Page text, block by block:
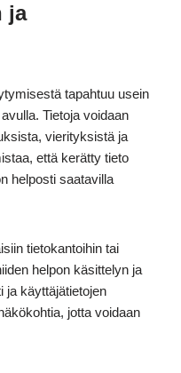
ja
tapahtuu usein
Tietoja voidaan
vierityksistä ja
että kerätty tieto
helposti saatavilla
tietokantoihin tai
helpon käsittelyn ja
ja käyttäjätietojen
jotta voidaan